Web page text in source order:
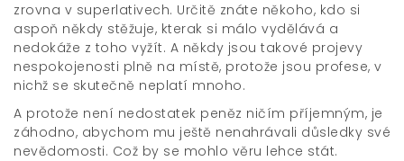
zrovna v superlativech. Určitě znáte někoho, kdo si
aspoň někdy stěžuje, kterak si málo vydělává a
nedokáže z toho vyžít. A někdy jsou takové projevy
nespokojenosti plně na místě, protože jsou profese, v
nichž se skutečně neplatí mnoho.
A protože není nedostatek peněz ničím příjemným, je
záhodno, abychom mu ještě nenahrávali důsledky své
nevědomosti. Což by se mohlo věru lehce stát.